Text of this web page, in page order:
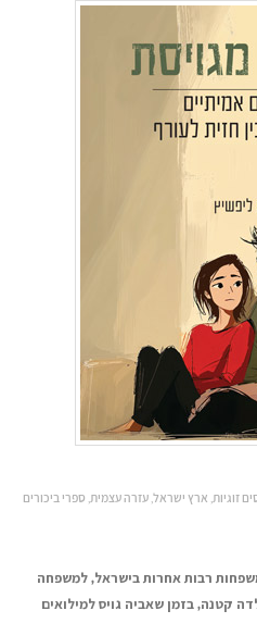
זוגיות ארץ ישראל ,עזרה עצמית ספרי ביכורים
,למשפחה
קטנה, בזמן שאביה גויס למילואים